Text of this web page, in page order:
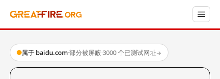
属于 baidu.com·部分被屏蔽·3000 个已测试网址→